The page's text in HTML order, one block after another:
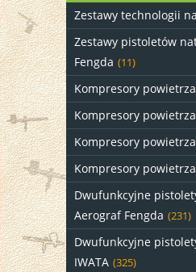
Zestawy technologii
Zestawy pistoletów
Fengda (11)
Kompresory
Kompresory
Kompresory
Kompresory
Dwufunkcyjne
Aerograf Fengda (231)
Dwufunkcyjne
IWATA (325)